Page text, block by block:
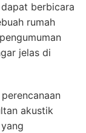
berbicara
rumah
jelas di
akustik